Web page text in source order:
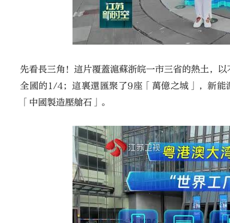
先看長三角！這片覆蓋滬蘇浙皖一市三省的熱土，
全國的1/4；這裏還匯聚了9座「萬億之城」，新
「中國製造壓艙石」。